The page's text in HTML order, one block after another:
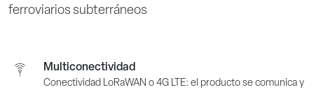
ferroviarios subterráneos
Multiconectividad
Conectividad LoRaWAN o 4G LTE: el producto se comunica y